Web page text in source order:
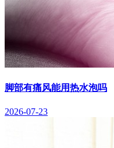
脚部有痛风能用热水泡吗
2026-07-23